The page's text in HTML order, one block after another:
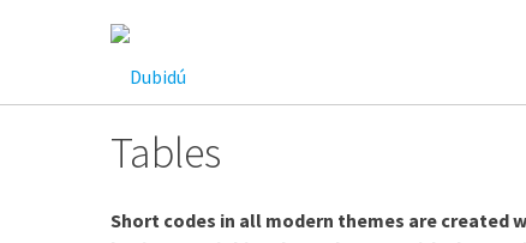
Tables
Short codes in all modern themes are created